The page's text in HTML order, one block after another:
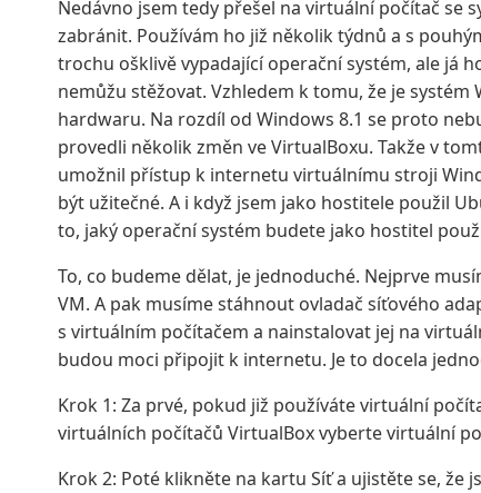
Nedávno jsem tedy přešel na virtuální počítač se
zabránit. Používám ho již několik týdnů a s
trochu ošklivě vypadající operační systém, ale já
nemůžu stěžovat. Vzhledem k tomu, že je
hardwaru. Na rozdíl od Windows 8.1 se proto
provedli několik změn ve VirtualBoxu. Takže v
umožnil přístup k internetu virtuálnímu stroji
být užitečné. A i když jsem jako hostitele použil
to, jaký operační systém budete jako hostitel
To, co budeme dělat, je jednoduché. Nejprve
VM. A pak musíme stáhnout ovladač síťového
s virtuálním počítačem a nainstalovat jej na
budou moci připojit k internetu. Je to docela
Krok 1: Za prvé, pokud již používáte virtuální
virtuálních počítačů VirtualBox vyberte virtuální
Krok 2: Poté klikněte na kartu Síť a ujistěte se, že